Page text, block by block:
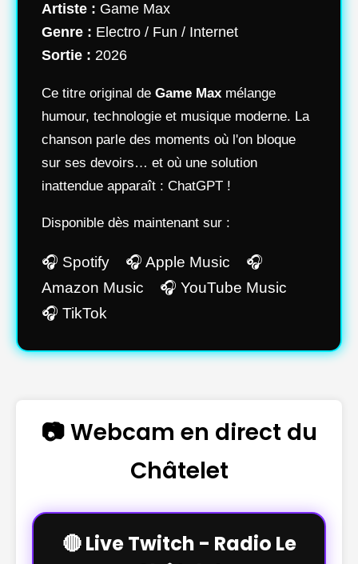
Artiste : Game Max
Genre : Electro / Fun / Internet
Sortie : 2026
Ce titre original de Game Max mélange
humour, technologie et musique moderne. La
chanson parle des moments où l'on bloque
sur ses devoirs… et où une solution
inattendue apparaît : ChatGPT !
Disponible dès maintenant sur :
🎧 Spotify 🎧 Apple Music 🎧
Amazon Music 🎧 YouTube Music
🎧 TikTok
📷 Webcam en direct du
Châtelet
🔴 Live Twitch - Radio Le